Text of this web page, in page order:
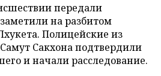
передали
на разбитом
Полицейские из
Сакхона подтвердили
и начали расследование.